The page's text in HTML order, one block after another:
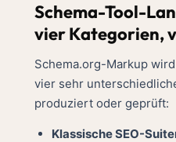
Schema-Tool-
vier Kategorien,
Schema.org-Markup
vier sehr
produziert oder geprüft:
Klassische SEO-